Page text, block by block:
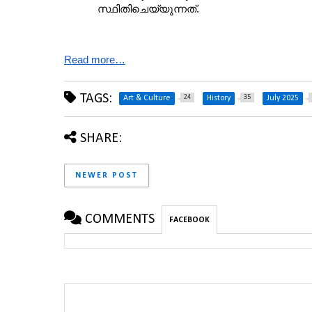
സ്ഥിതിചെയ്യുന്നത്.
Read more…
TAGS: Art & Culture 24 History 35 July 2025
SHARE:
NEWER POST
COMMENTS FACEBOOK